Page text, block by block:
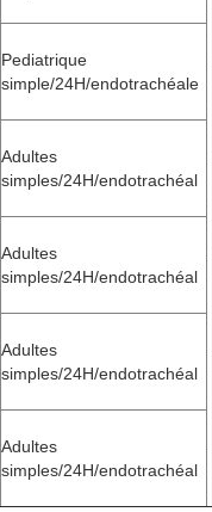
Pediatrique
simple/24H/endotrachéale
Adultes
simples/24H/endotrachéal
Adultes
simples/24H/endotrachéal
Adultes
simples/24H/endotrachéal
Adultes
simples/24H/endotrachéal